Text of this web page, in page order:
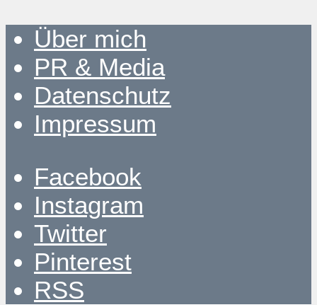
Über mich
PR & Media
Datenschutz
Impressum
Facebook
Instagram
Twitter
Pinterest
RSS